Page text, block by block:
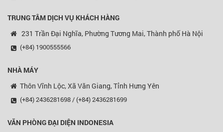
TRUNG TÂM DỊCH VỤ KHÁCH HÀNG
231 Trần Đại Nghĩa, Phường Tương Mai, Thành phố Hà Nội
(+84) 1900555566
NHÀ MÁY
Thôn Vĩnh Lộc, Xã Văn Giang, Tỉnh Hưng Yên
(+84) 2436281698 / (+84) 2436281699
VĂN PHÒNG ĐẠI DIỆN INDONESIA